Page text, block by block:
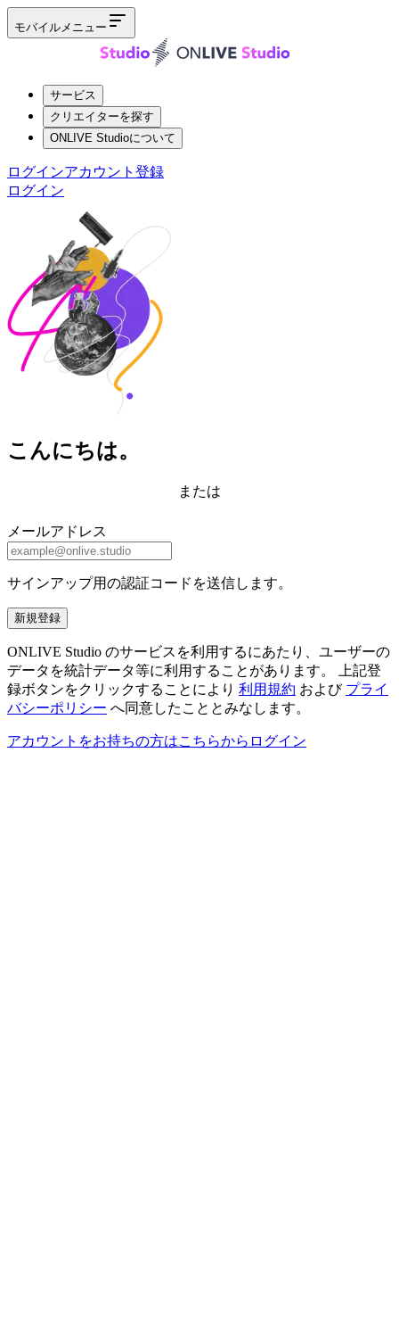
モバイルメニュー
サービス
クリエイターを探す
ONLIVE Studioについて
ログインアカウント登録
ログイン
こんにちは。
または
メールアドレス
サインアップ用の認証コードを送信します。
新規登録
ONLIVE Studio のサービスを利用するにあたり、ユーザーの
データを統計データ等に利用することがあります。 上記登
録ボタンをクリックすることにより 利用規約 および プライ
バシーポリシー へ同意したこととみなします。
アカウントをお持ちの方はこちらからログイン